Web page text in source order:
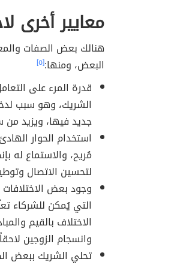
معايير أخرى
هنالك بعض الصفات
البعض، ومنها:[٥]
قدرة المرء على
الشريك، وهو سبب
جديد فيها، ويزيد
استخدام الحوار
مُريح، والاستماع له
لتحسين الاتصال
وجود بعض
التي يُمكن للشركاء
الاختلاف بالقيم
وانسجام الزوجين
تحلي الشريك ببعض